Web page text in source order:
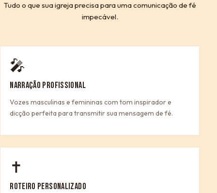
Tudo o que sua igreja precisa para uma comunicação de fé
impecável.
🎤
NARRAÇÃO PROFISSIONAL
Vozes masculinas e femininas com tom inspirador e
dicção perfeita para transmitir sua mensagem de fé.
✝
ROTEIRO PERSONALIZADO